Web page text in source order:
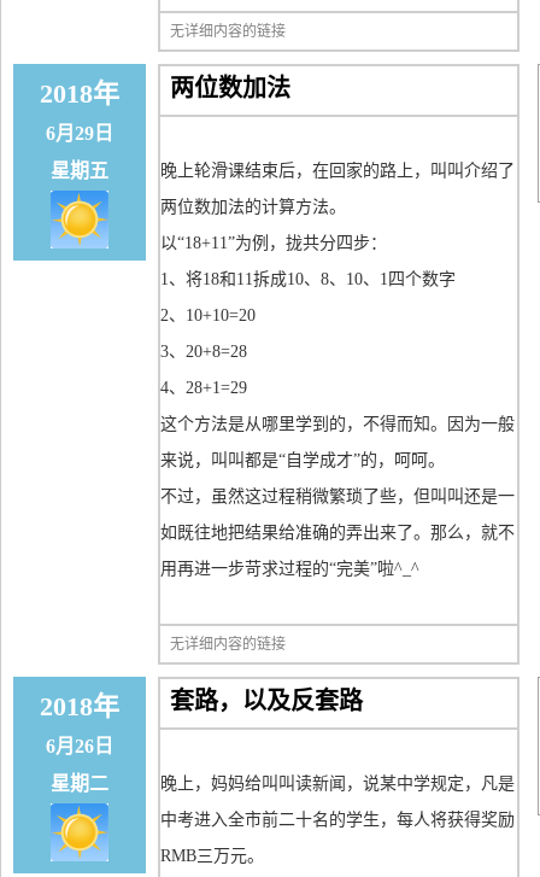
无详细内容的链接
2018年
6月29日
星期五
两位数加法
晚上轮滑课结束后，在回家的路上，叫叫介绍了
两位数加法的计算方法。
以“18+11”为例，拢共分四步：
1、将18和11拆成10、8、10、1四个数字
2、10+10=20
3、20+8=28
4、28+1=29
这个方法是从哪里学到的，不得而知。因为一般
来说，叫叫都是“自学成才”的，呵呵。
不过，虽然这过程稍微繁琐了些，但叫叫还是一
如既往地把结果给准确的弄出来了。那么，就不
用再进一步苛求过程的“完美”啦^_^
无详细内容的链接
2018年
6月26日
星期二
套路，以及反套路
晚上，妈妈给叫叫读新闻，说某中学规定，凡是
中考进入全市前二十名的学生，每人将获得奖励
RMB三万元。